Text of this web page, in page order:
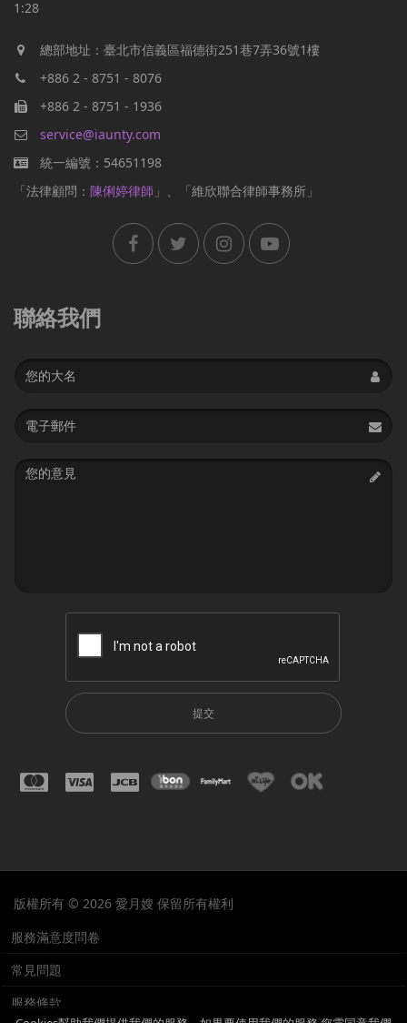
1:28
總部地址：臺北市信義區福德街251巷7弄36號1樓
+886 2 - 8751 - 8076
+886 2 - 8751 - 1936
service@iaunty.com
統一編號：54651198
「法律顧問： 陳俐婷律師 」、「維欣聯合律師事務所」
聯絡我們
Name
Email
address
Message
提交
版權所有 © 2026 愛月嫂 保留所有權利
服務滿意度問卷
常見問題
服務條款